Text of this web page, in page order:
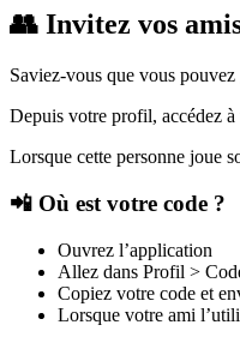
👥 Invitez vos
Saviez-vous que vous
Depuis votre profil, accédez à
Lorsque cette personne joue
📲 Où est votre code ?
Ouvrez l’application
Allez dans Profil >
Copiez votre code et
Lorsque votre ami